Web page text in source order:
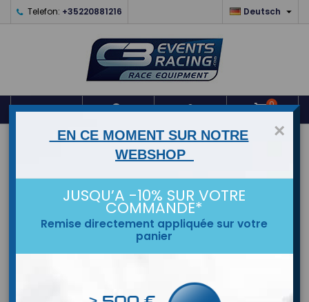
Telefon: +35220881216 Deutsch 
   shopping_cart0
STARTSEITE
MARKEN
×
EN CE MOMENT SUR NOTRE
WEBSHOP
JUSQU’A -10% SUR VOTRE
COMMANDE*
Remise directement appliquée sur votre
panier